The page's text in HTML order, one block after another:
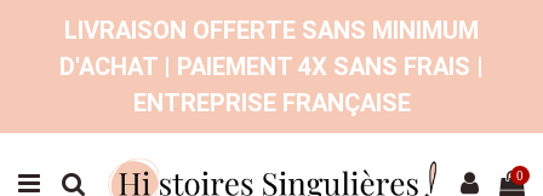
LIVRAISON OFFERTE SANS MINIMUM
D'ACHAT | PAIEMENT 4X SANS FRAIS |
ENTREPRISE FRANÇAISE
0